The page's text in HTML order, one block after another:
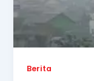
Berita